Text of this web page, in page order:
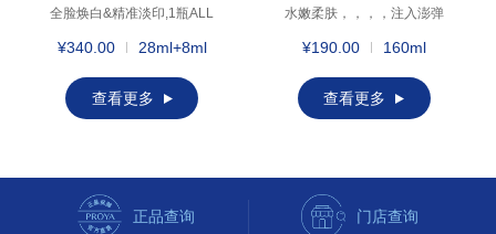
精华液
全脸焕白&精准淡印,1瓶ALL
题
¥340.00 28ml+8ml
查看更多
水嫩柔肤，，，，注入澎弹
¥190.00 160ml
查看更多
正品查询 门店查询